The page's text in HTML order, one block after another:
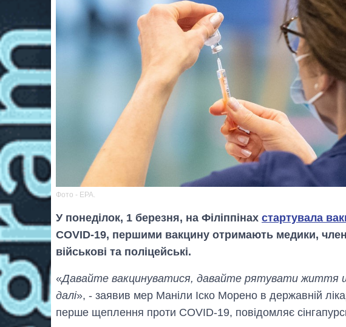
Фото - ЕРА.
У понеділок, 1 березня, на Філіппінах стартувала
COVID-19, першими вакцину отримають медики,
військові та поліцейські.
«Давайте вакцинуватися, давайте рятувати життя
далі», - заявив мер Маніли Іско Морено в державній
перше щеплення проти COVID-19, повідомляє